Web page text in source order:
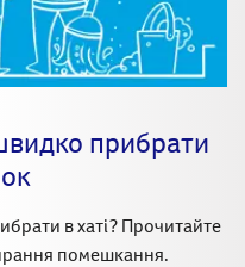
прибрати
в хаті? Прочитайте
помешкання.